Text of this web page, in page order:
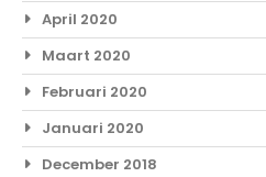
April 2020
Maart 2020
Februari 2020
Januari 2020
December 2018